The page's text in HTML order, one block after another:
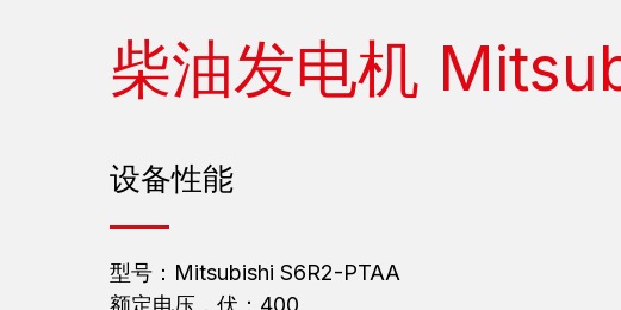
柴油发电机
设备性能
型号：Mitsubishi S6R2-PTAA
额定电压，伏：400